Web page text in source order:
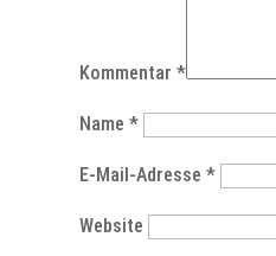
Kommentar*
Name*
E-Mail-Adresse*
Website